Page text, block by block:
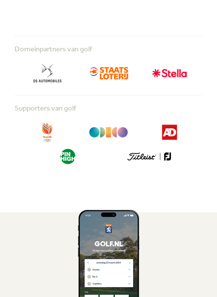
Domeinpartners van golf
Supporters van golf